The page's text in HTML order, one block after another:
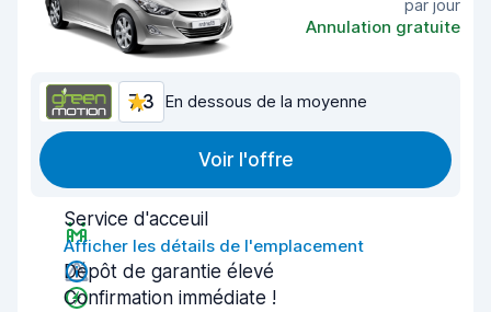
par jour
Annulation gratuite
7,3 En dessous de la moyenne
Voir l'offre
Service d'acceuil
Afficher les détails de l'emplacement
Dépôt de garantie élevé
Confirmation immédiate !